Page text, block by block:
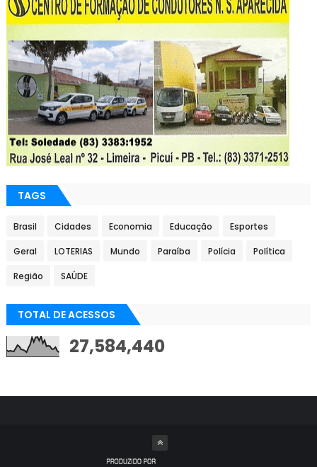
TAGS
Brasil Cidades Economia Educação Esportes
Geral LOTERIAS Mundo Paraíba Polícia Política
Região SAÚDE
TOTAL DE ACESSOS
27,584,440